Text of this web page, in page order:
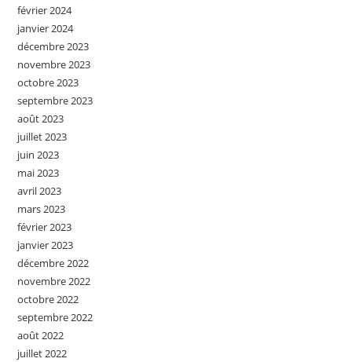
février 2024
janvier 2024
décembre 2023
novembre 2023
octobre 2023
septembre 2023
août 2023
juillet 2023
juin 2023
mai 2023
avril 2023
mars 2023
février 2023
janvier 2023
décembre 2022
novembre 2022
octobre 2022
septembre 2022
août 2022
juillet 2022